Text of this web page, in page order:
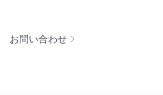
お問い合わせ